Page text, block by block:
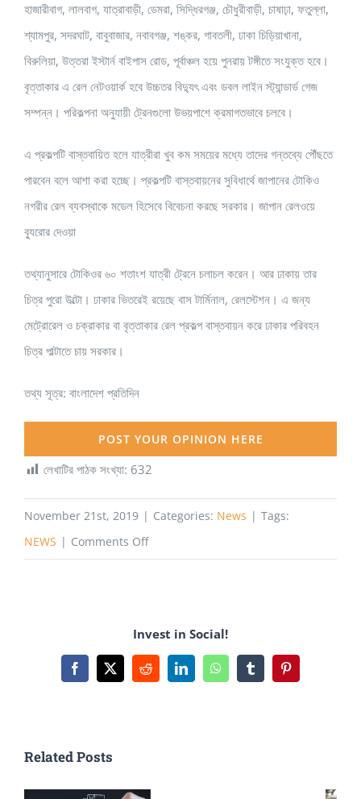
হাজারীবাগ, লালবাগ, যাত্রাবাড়ী, ডেমরা, সিদ্ধিরগঞ্জ, চৌধুরীবাড়ী, চাষাঢ়া, ফতুল্লা,
শ্যামপুর, সদরঘাট, বাবুবাজার, নবাবগঞ্জ, শঙ্কর, গাবতলী, ঢাকা চিড়িয়াখানা,
বিরুলিয়া, উত্তরা ইস্টার্ন বাইপাস রোড, পূর্বাঞ্চল হয়ে পুনরায় টঙ্গীতে সংযুক্ত হবে।
বৃত্তাকার এ রেল নেটওয়ার্ক হবে উচ্চতর বিদ্যুৎ এবং ডবল লাইন স্ট্যান্ডার্ড গেজ
সম্পন্ন। পরিকল্পনা অনুযায়ী ট্রেনগুলো উভয়পাশে ক্রমাগতভাবে চলবে।
এ প্রকল্পটি বাস্তবায়িত হলে যাত্রীরা খুব কম সময়ের মধ্যে তাদের গন্তব্যে পৌঁছতে
পারবেন বলে আশা করা হচ্ছে। প্রকল্পটি বাস্তবায়নের সুবিধার্থে জাপানের টোকিও
নগরীর রেল ব্যবস্থাকে মডেল হিসেবে বিবেচনা করছে সরকার। জাপান রেলওয়ে
ব্যুরোর দেওয়া
তথ্যানুসারে টোকিওর ৬০ শতাংশ যাত্রী ট্রেনে চলাচল করেন। আর ঢাকায় তার
চিত্র পুরো উল্টো। ঢাকার ভিতরেই রয়েছে বাস টার্মিনাল, রেলস্টেশন। এ জন্য
মেট্রোরেল ও চক্রাকার বা বৃত্তাকার রেল প্রকল্প বাস্তবায়ন করে ঢাকার পরিবহন
চিত্র পাল্টাতে চায় সরকার।
তথ্য সূত্র: বাংলাদেশ প্রতিদিন
POST YOUR OPINION HERE
লেখাটির পাঠক সংখ্যা: 632
November 21st, 2019 | Categories: News | Tags:
NEWS | Comments Offon
রেল
Invest in Social!
Facebook
X RedditLinkedInWhatsAppTumblrPinterest
Related Posts